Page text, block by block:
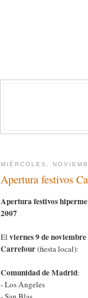
MIÉRCOLES,
Apertura festivos
Apertura festivos
2007
El viernes 9 de noviembre
Carrefour(fiesta local):
Comunidad de Madrid:
- Los Ángeles